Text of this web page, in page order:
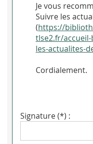
Je vous
Suivre les
(https://
tlse2.fr/
les-actualites-
Cordialement.
Signature (*) :